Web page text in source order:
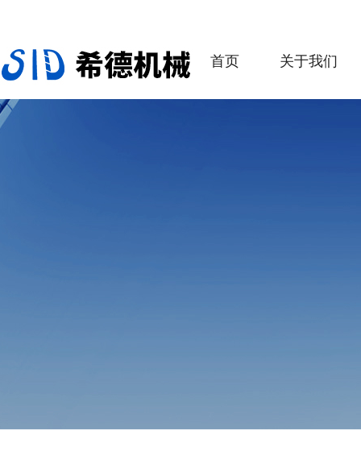
首页 关于我们